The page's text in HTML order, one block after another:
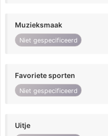
Muzieksmaak
Niet gespecificeerd
Favoriete sporten
Niet gespecificeerd
Uitje